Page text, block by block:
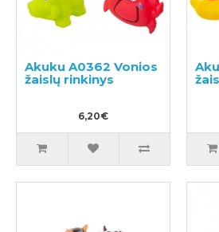
Akuku A0362 Vonios
žaislų rinkinys
6,20€